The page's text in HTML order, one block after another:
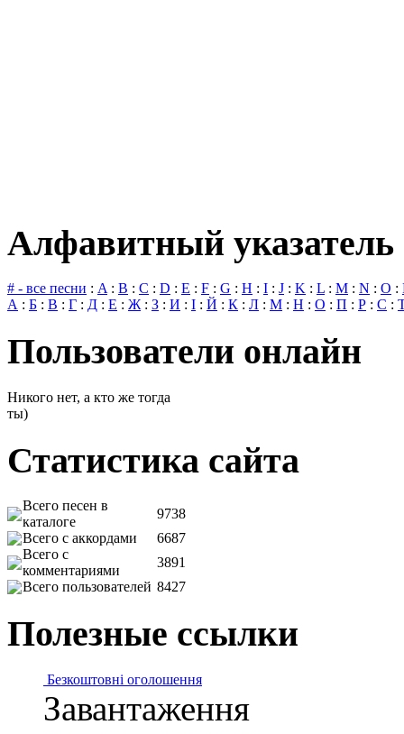
Алфавитный указатель
# - все песни : A: B : C : D : E : F : G : H : I : J : K : L : M : N : O :
А : Б : В : Г : Д : Е : Ж: З : И : І : Й : К : Л : М : Н : О : П : Р : С :
Пользователи онлайн
Никого нет, а кто же тогда
ты)
Статистика сайта
Всего песен в
каталоге
9738
Всего с аккордами
6687
Всего с
комментариями
3891
Всего пользователей 8427
Полезные ссылки
Безкоштовні оголошення
Завантаження